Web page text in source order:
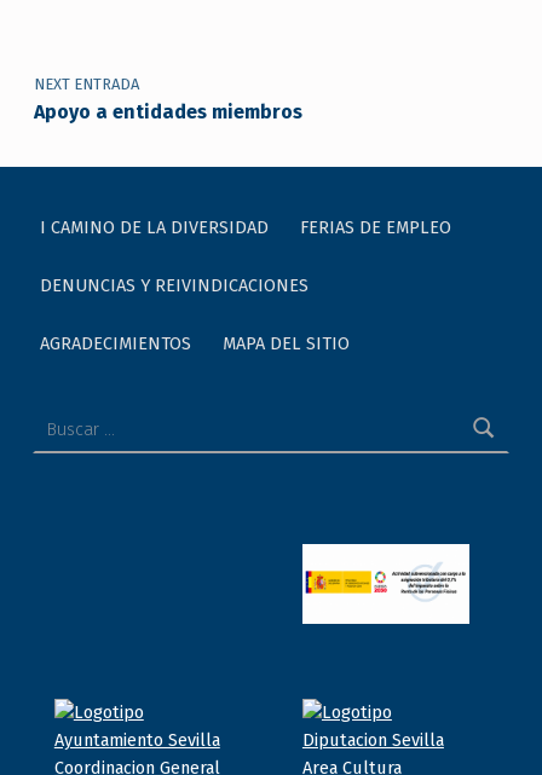
NEXT ENTRADA
Apoyo a entidades miembros
I CAMINO DE LA DIVERSIDAD FERIAS DE EMPLEO
DENUNCIAS Y REIVINDICACIONES
AGRADECIMIENTOS MAPA DEL SITIO